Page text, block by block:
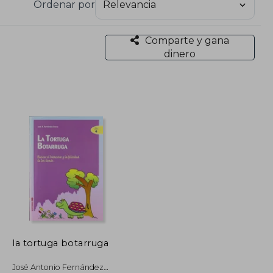
del Pensamiento Lógico y Matemático en
de las matemáticas, destacando títulos como
en la mente de los niños, por el cual
.
la UNESCO . Su enfoque pedagógico se centra
que despierte el deseo de conocer y que
Ordenar por
Comparte y gana
dinero
la tortuga botarruga
José Antonio Fernández